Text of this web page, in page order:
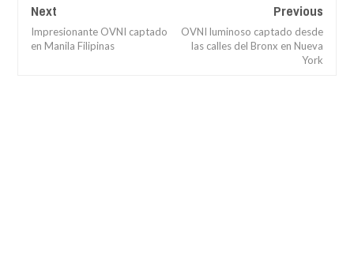
Next
Impresionante OVNI captado
en Manila Filipinas
Previous
OVNI luminoso captado desde
las calles del Bronx en Nueva
York